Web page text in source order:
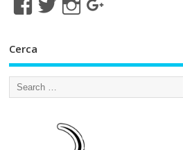
Cerca